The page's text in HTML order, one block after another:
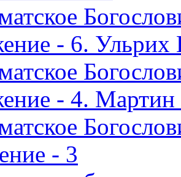
- 6. Ульрих
- 4.
- 3